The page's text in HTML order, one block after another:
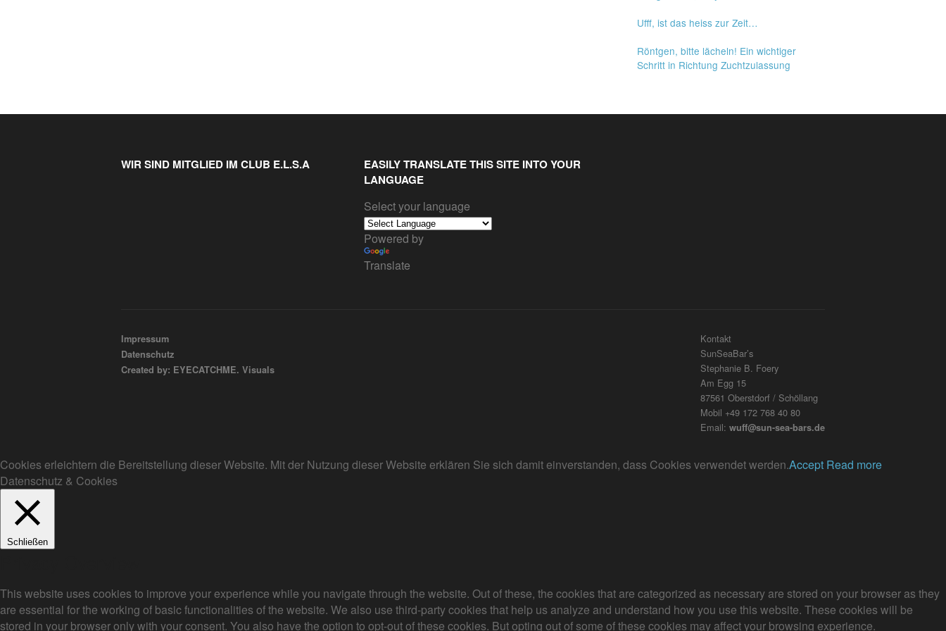
Ufff, ist das heiss zur Zeit…
Röntgen, bitte lächeln! Ein wichtiger
Schritt in Richtung Zuchtzulassung
WIR SIND MITGLIED IM CLUB E.L.S.A
EASILY TRANSLATE THIS SITE INTO YOUR
LANGUAGE
Select your language
Powered by
Translate
Impressum
Datenschutz
Created by: EYECATCHME. Visuals
Kontakt
SunSeaBar’s
Stephanie B. Foery
Am Egg 15
87561 Oberstdorf / Schöllang
Mobil +49 172 768 40 80
Email: wuff@sun-sea-bars.de
Cookies erleichtern die Bereitstellung dieser Website. Mit der Nutzung dieser Website erklären Sie sich damit einverstanden, dass Cookies verwendet werden.Accept Read more
Datenschutz & Cookies
Schließen
This website uses cookies to improve your experience while you navigate through the website. Out of these, the cookies that are categorized as necessary are stored on your browser as they
are essential for the working of basic functionalities of the website. We also use third-party cookies that help us analyze and understand how you use this website. These cookies will be
stored in your browser only with your consent. You also have the option to opt-out of these cookies. But opting out of some of these cookies may affect your browsing experience.